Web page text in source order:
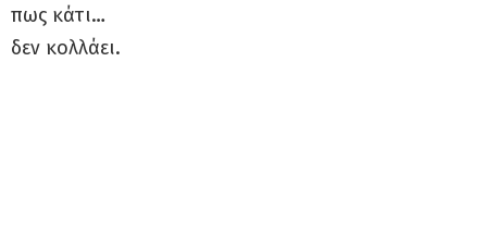
πως κάτι…
δεν κολλάει.